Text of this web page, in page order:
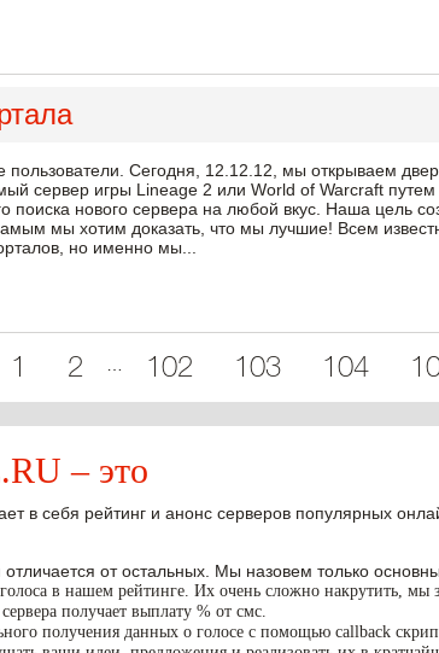
пользователи. Сегодня, 12.12.12, мы открываем
сервер игры Lineage 2 или World of Warcraft путем
поиска нового сервера на любой вкус. Наша цель
мы хотим доказать, что мы лучшие! Всем
но именно мы...
1 2 102 103 104
– это
в себя рейтинг и анонс серверов популярных
от остальных. Мы назовем только
в нашем рейтинге. Их очень сложно накрутить, мы
получает выплату % от смс.
получения данных о голосе с помощью callback